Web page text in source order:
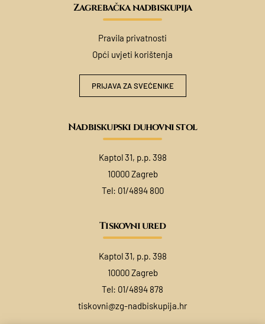
Zagrebačka nadbiskupija
Pravila privatnosti
Opći uvjeti korištenja
PRIJAVA ZA SVEĆENIKE
Nadbiskupski duhovni stol
Kaptol 31, p.p. 398
10000 Zagreb
Tel: 01/4894 800
Tiskovni ured
Kaptol 31, p.p. 398
10000 Zagreb
Tel: 01/4894 878
tiskovni@zg-nadbiskupija.hr